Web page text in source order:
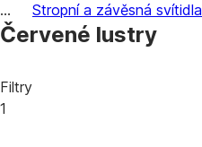
... Stropní a závěsná svítidla
Červené lustry
Filtry
1